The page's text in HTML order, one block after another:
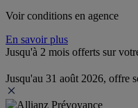
Voir conditions en agence
En savoir plus
Jusqu'à 2 mois offerts sur
Jusqu'au 31 août 2026, offre